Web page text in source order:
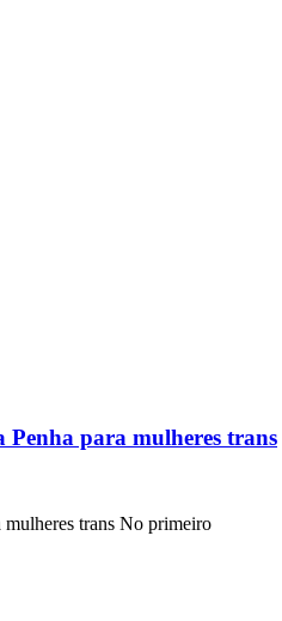
Penha para mulheres trans
mulheres trans No primeiro